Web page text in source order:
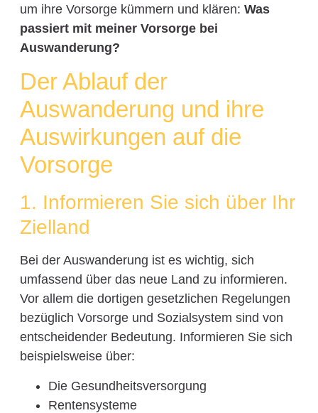
um ihre Vorsorge kümmern und klären: Was
passiert mit meiner Vorsorge bei
Auswanderung?
Der Ablauf der
Auswanderung und ihre
Auswirkungen auf die
Vorsorge
1. Informieren Sie sich über Ihr
Zielland
Bei der Auswanderung ist es wichtig, sich
umfassend über das neue Land zu informieren.
Vor allem die dortigen gesetzlichen Regelungen
bezüglich Vorsorge und Sozialsystem sind von
entscheidender Bedeutung. Informieren Sie sich
beispielsweise über:
Die Gesundheitsversorgung
Rentensysteme